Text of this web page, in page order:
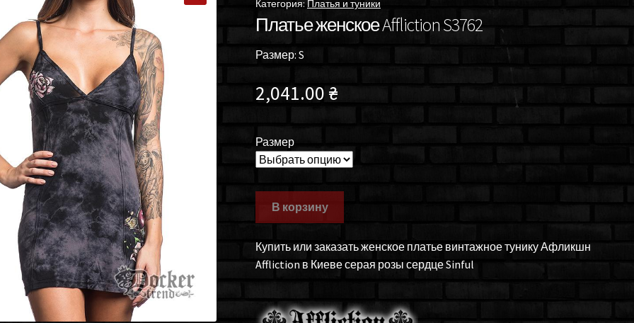
Категория: Платья и туники
Платье женское Affliction S3762
Размер: S
2,041.00 ₴
Размер
В корзину
Купить или заказать женское платье винтажное тунику Афликшн
Affliction в Киеве серая розы сердце Sinful